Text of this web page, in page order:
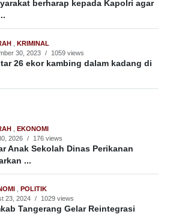
berharap kepada Kapolri agar
KRIMINAL
30, 2023 / 1059 views
26 ekor kambing dalam kadang di
EKONOMI
2026 / 176 views
Anak Sekolah Dinas Perikanan
...
POLITIK
23, 2024 / 1029 views
Tangerang Gelar Reintegrasi